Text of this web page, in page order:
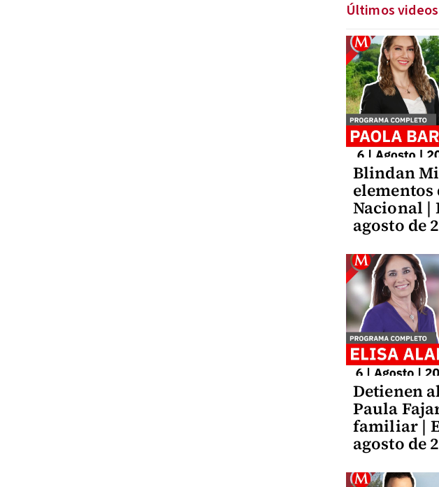
Últimos videos
Blindan
Nacional |
agosto de
Detienen
Paula
familiar |
agosto de